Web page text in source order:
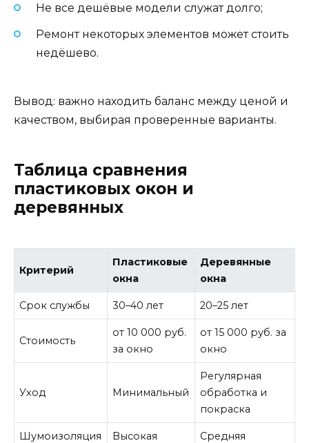
Не все дешёвые модели служат долго;
Ремонт некоторых элементов может стоить
недёшево.
Вывод: важно находить баланс между ценой и
качеством, выбирая проверенные варианты.
Таблица сравнения
пластиковых окон и
деревянных
Критерий
Пластиковые
окна
Деревянные
окна
Срок службы 30–40 лет 20–25 лет
Стоимость
от 10 000 руб.
за окно
от 15 000 руб. за
окно
Уход Минимальный
Регулярная
обработка и
покраска
Шумоизоляция Высокая Средняя